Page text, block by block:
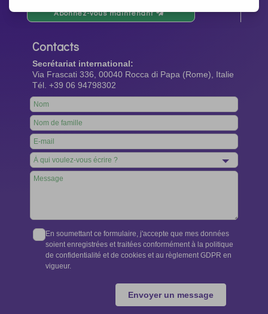
Abonnez-vous maintenant
Contacts
Secrétariat international:
Via Frascati 336, 00040 Rocca di Papa (Rome), Italie
Tél. +39 06 94798302
Leave
this
field
blank
En soumettant ce formulaire, j'accepte que mes données
soient enregistrées et traitées conformément à la politique
de confidentialité et de cookies et au règlement GDPR en
vigueur.
Envoyer un message